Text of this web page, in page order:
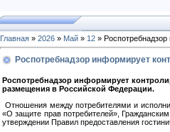
Главная » 2026 » Май » 12 »
Роспотребнадзор информирует
Роспотребнадзор информирует
размещения в Российской Федерации.
Отношения между потребителями и
«О защите прав потребителей»,
утверждении Правил предоставления